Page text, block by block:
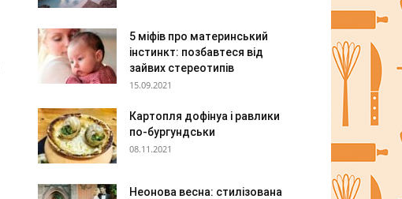
5 міфів про материнський
інстинкт: позбавтеся від
зайвих стереотипів
15.09.2021
Картопля дофінуа і равлики
по-бургундськи
08.11.2021
Неонова весна: стилізована